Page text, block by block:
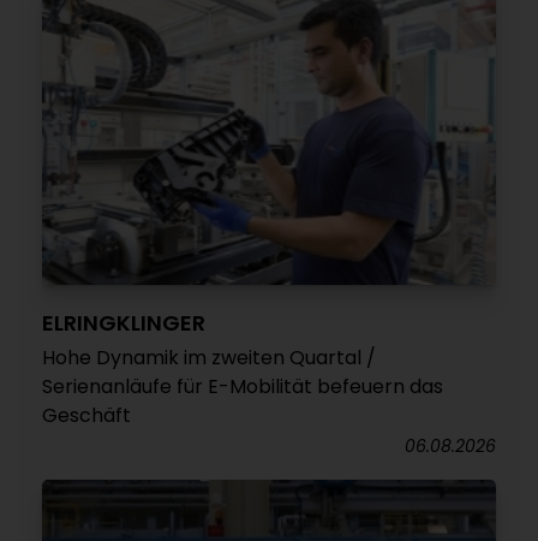
ELRINGKLINGER
Hohe Dynamik im zweiten Quartal /
Serienanläufe für E-Mobilität befeuern das
Geschäft
06.08.2026